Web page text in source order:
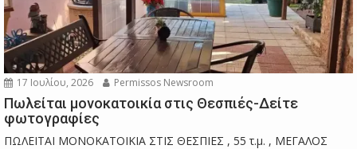
17 Ιουλίου, 2026 Permissos Newsroom
Πωλείται μονοκατοικία στις Θεσπιές-Δείτε
φωτογραφίες
ΠΩΛΕΙΤΑΙ ΜΟΝΟΚΑΤΟΙΚΙΑ ΣΤΙΣ ΘΕΣΠΙΕΣ , 55 τ.μ. , ΜΕΓΑΛΟΣ